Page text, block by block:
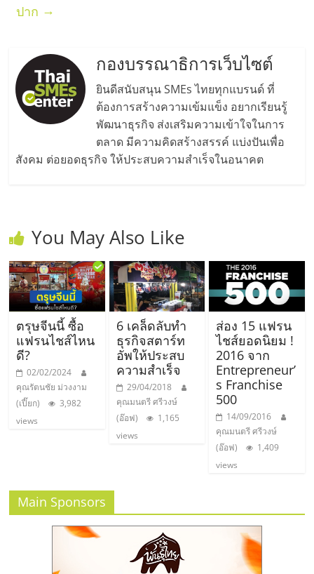
ปาก →
กองบรรณาธิการเว็บไซต์
ยินดีสนับสนุน SMEs ไทยทุกแบรนด์ ที่
ต้องการสร้างความเข้มแข็ง อยากเรียนรู้
พัฒนาธุรกิจ ส่งเสริมความเข้าใจในการ
ตลาด มีความคิดสร้างสรรค์ แบ่งปันเพื่อ
สังคม ต่อยอดธุรกิจ ให้ประสบความสำเร็จในอนาคต
You May Also Like
ตรุษจีนนี้ ซื้อ
แฟรนไชส์ไหน
ดี?
02/02/2024
คุณรัตนชัย ม่วงงาม
(เปี๊ยก)
3,982
views
6 เคล็ดลับทำ
ธุรกิจสตาร์ท
อัพให้ประสบ
ความสำเร็จ
29/04/2018
คุณมนตรี ศรีวงษ์
(อ๊อฟ)
1,165
views
ส่อง 15 แฟรน
ไชส์ยอดนิยม !
2016 จาก
Entrepreneur’
s Franchise
500
14/09/2016
คุณมนตรี ศรีวงษ์
(อ๊อฟ)
1,409
views
Main Sponsors